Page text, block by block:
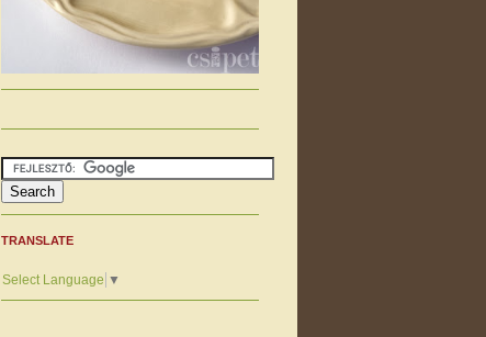
TRANSLATE
Select Language ▼